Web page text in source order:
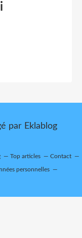
par Eklablog
Top articles Contact
personnelles